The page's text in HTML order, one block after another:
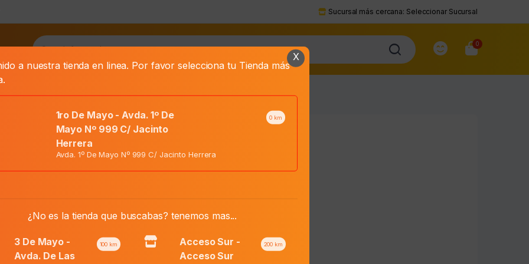
Sucursal más cercana: Seleccionar Sucursal
0
X 31.3 GR
precio
original
era:
₲ 36.000.
Precio Web:₲25.200El
actual
es: Añadir al carrito
X
a nuestra tienda en linea. Por favor selecciona tu Tienda más
1ro De Mayo - Avda. 1º De
Mayo Nº 999 C/ Jacinto
Herrera
0 km
Avda. 1º De Mayo Nº 999 C/ Jacinto Herrera
¿No es la tienda que buscabas? tenemos mas...
3 De Mayo -
Avda. De Las
100 km
Acceso Sur -
Acceso Sur
200 km